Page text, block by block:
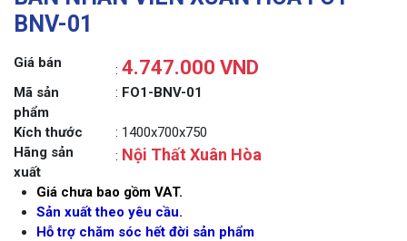
BNV-01
Giá bán : 4.747.000 VND
Mã sản
phẩm
: FO1-BNV-01
Kích thước
: 1400x700x750
Hãng sản
xuất
: Nội Thất Xuân Hòa
Giá chưa bao gồm VAT.
Sản xuất theo yêu cầu.
Hỗ trợ chăm sóc hết đời sản phẩm